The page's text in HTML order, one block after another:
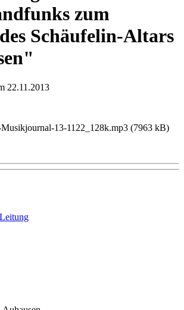
zum
Schäufelin-Altars
22.11.2013
13-1122_128k.mp3 (7963 kB)